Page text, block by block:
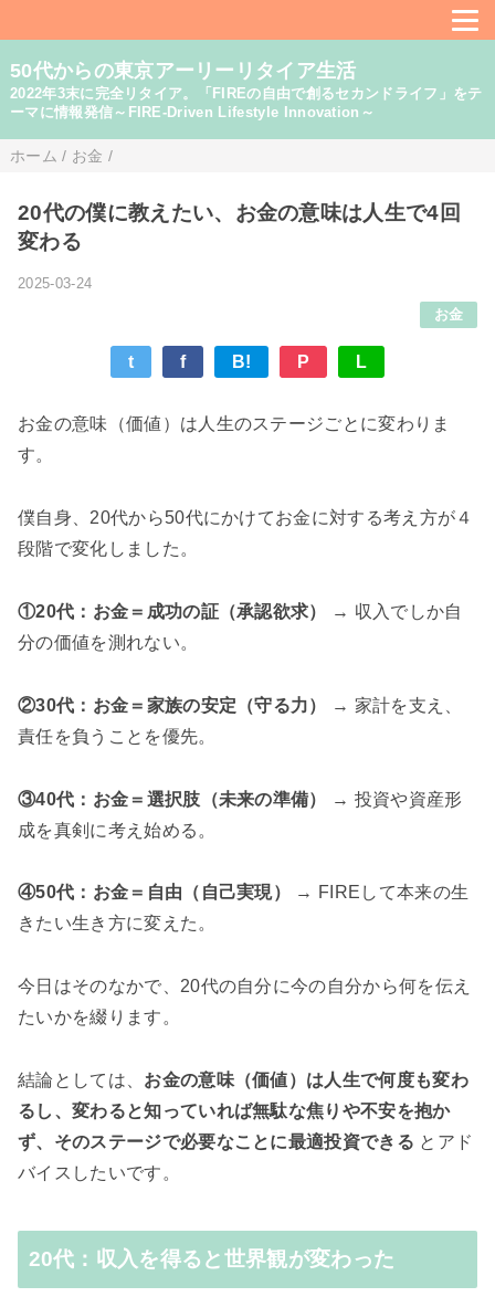
50代からの東京アーリーリタイア生活
2022年3末に完全リタイア。「FIREの自由で創るセカンドライフ」をテ
ーマに情報発信～FIRE-Driven Lifestyle Innovation～
ホーム / お金 /
20代の僕に教えたい、お金の意味は人生で4回
変わる
2025-03-24
お金
t f B! P L
お金の意味（価値）は人生のステージごとに変わりま
す。
僕自身、20代から50代にかけてお金に対する考え方が４
段階で変化しました。
①20代：お金＝成功の証（承認欲求）
→ 収入でしか自
分の価値を測れない。
②30代：お金＝家族の安定（守る力）
→ 家計を支え、
責任を負うことを優先。
③40代：お金＝選択肢（未来の準備）
→ 投資や資産形
成を真剣に考え始める。
④50代：お金＝自由（ 自己実現）
→ FIREして本来の生
きたい生き方に変えた。
今日はそのなかで、20代の自分に今の自分から何を伝え
たいかを綴ります。
結論としては、 お金の意味（価値）は 人生で何度も変わ
るし、変わると知っていれば無駄な焦りや不安を抱か
ず、そのステージで必要なことに最適投資できる とアド
バイスしたいです。
20代：収入を得ると世界観が変わった